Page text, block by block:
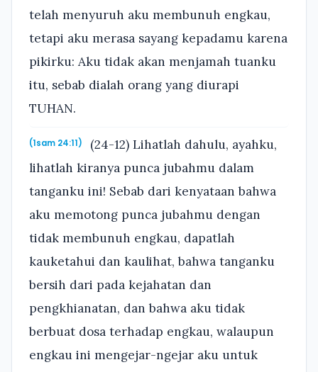
telah menyuruh aku membunuh engkau,
tetapi aku merasa sayang kepadamu karena
pikirku: Aku tidak akan menjamah tuanku
itu, sebab dialah orang yang diurapi
TUHAN.
(1sam 24:11)
(24-12) Lihatlah dahulu, ayahku,
lihatlah kiranya punca jubahmu dalam
tanganku ini! Sebab dari kenyataan bahwa
aku memotong punca jubahmu dengan
tidak membunuh engkau, dapatlah
kauketahui dan kaulihat, bahwa tanganku
bersih dari pada kejahatan dan
pengkhianatan, dan bahwa aku tidak
berbuat dosa terhadap engkau, walaupun
engkau ini mengejar-ngejar aku untuk